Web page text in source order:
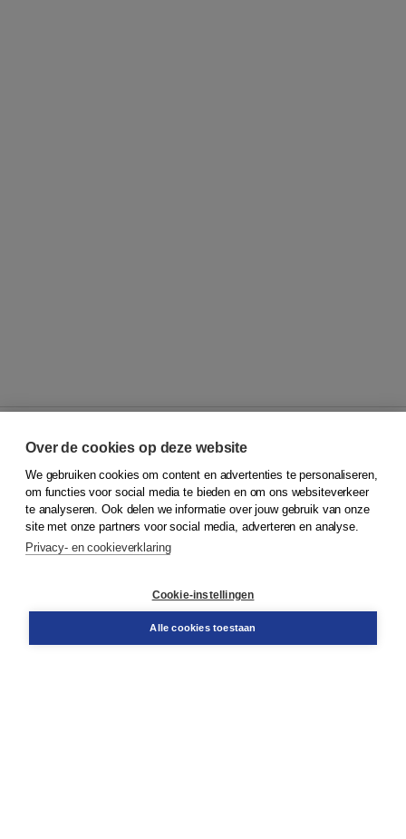
© 2026Koninklijke Boom uitgevers
Klantenservice
Service & informatie
Contact
Over de cookies op deze website
We gebruiken cookies om content en advertenties te personaliseren,
om functies voor social media te bieden en om ons websiteverkeer
te analyseren. Ook delen we informatie over jouw gebruik van onze
site met onze partners voor social media, adverteren en analyse.
Privacy- en cookieverklaring
Cookie-instellingen
Alle cookies toestaan